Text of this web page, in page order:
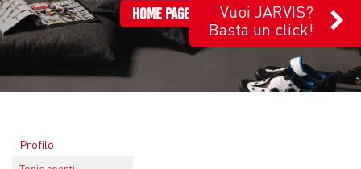
Vuoi JARVIS?
Basta un click!
HOME PAGE FORUM
Profilo